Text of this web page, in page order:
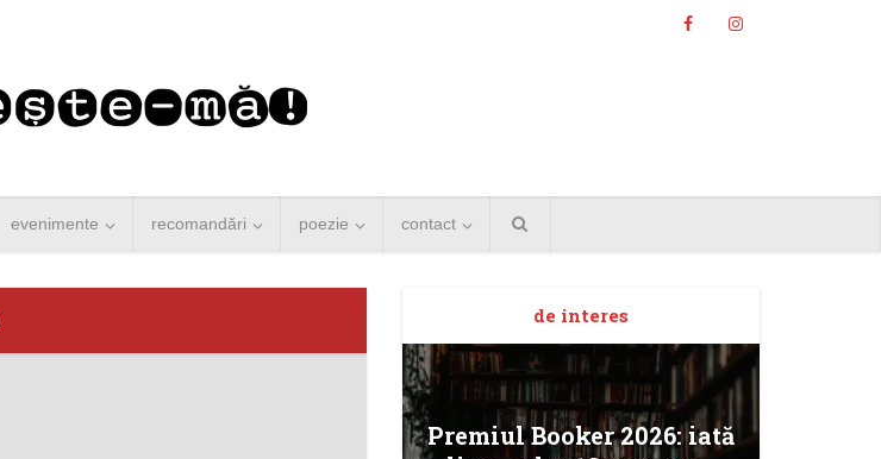
evenimente recomandări poezie contact
de interes
Premiul Booker 2026: iată